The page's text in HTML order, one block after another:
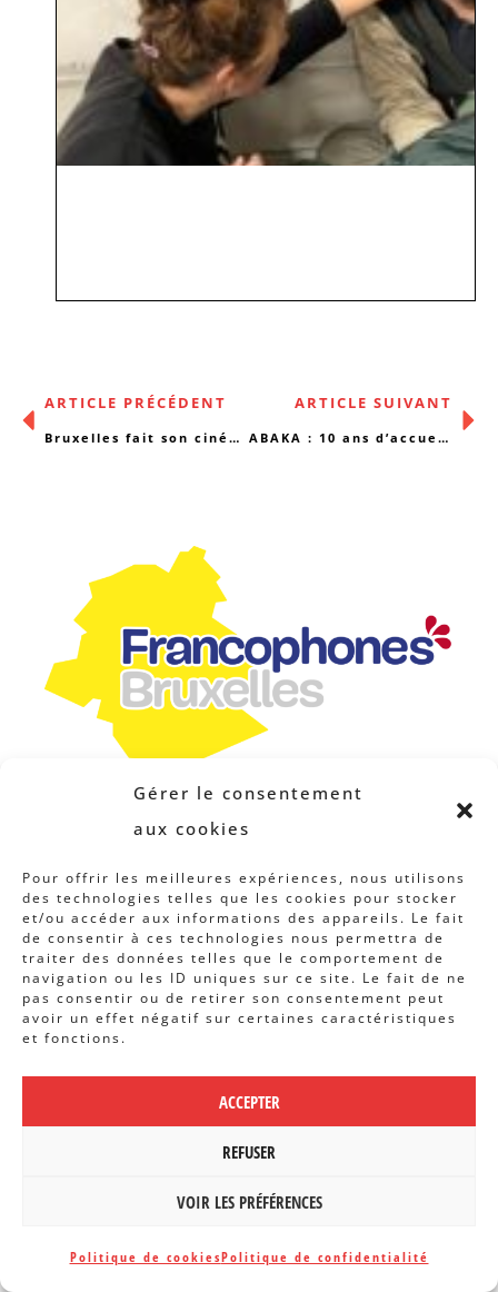
Gérer le consentement
aux cookies
Pour offrir les meilleures expériences, nous utilisons
des technologies telles que les cookies pour stocker
et/ou accéder aux informations des appareils. Le fait
de consentir à ces technologies nous permettra de
traiter des données telles que le comportement de
navigation ou les ID uniques sur ce site. Le fait de ne
pas consentir ou de retirer son consentement peut
avoir un effet négatif sur certaines caractéristiques
et fonctions.
ACCEPTER
REFUSER
VOIR LES PRÉFÉRENCES
Politique de cookiesPolitique de confidentialité
ARTICLE PRÉCÉDENT
Bruxelles fait son cinéma, Libérations films
ARTICLE SUIVANT
ABAKA : 10 ans d’accueil non mandaté
Agréé par la Commission
communautaire française de la Région
Bruxelles-Capitale.
LE CBCS
Qui sommes-nous ?
Histoire
Rapports d’activités
Membres
Dans l'associatif